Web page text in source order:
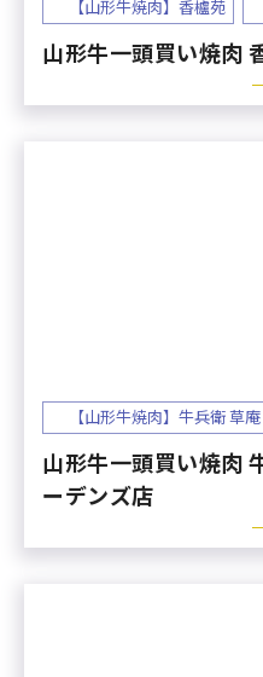
【山形牛焼肉】香櫨苑
山形牛一頭買い焼肉
【山形牛焼肉】牛兵衛 草庵
山形牛一頭買い焼肉
ーデンズ店